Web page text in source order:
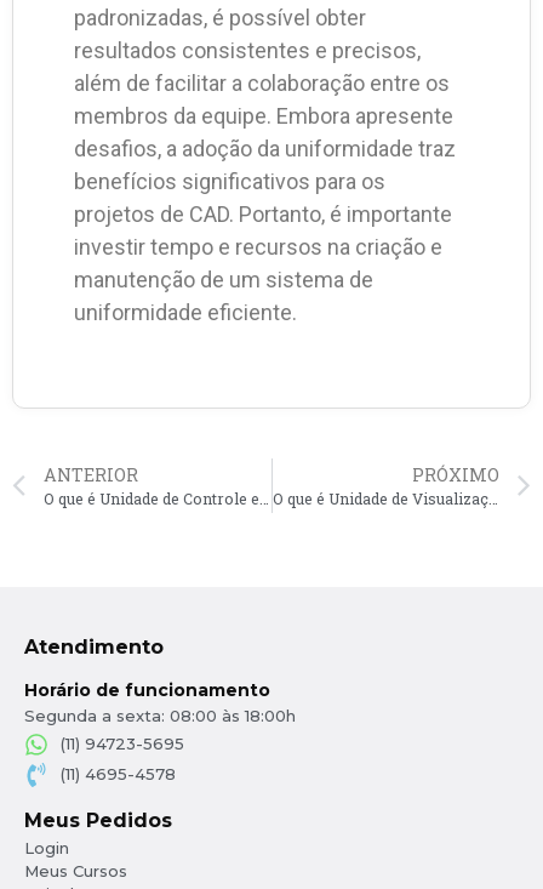
padronizadas, é possível obter
resultados consistentes e precisos,
além de facilitar a colaboração entre os
membros da equipe. Embora apresente
desafios, a adoção da uniformidade traz
benefícios significativos para os
projetos de CAD. Portanto, é importante
investir tempo e recursos na criação e
manutenção de um sistema de
uniformidade eficiente.
ANTERIOR PRÓXIMO
O que é Unidade de Visualização em CAD?
Atendimento
Horário de funcionamento
Segunda a sexta: 08:00 às 18:00h
(11) 94723-5695
(11) 4695-4578
Meus Pedidos
Login
Meus Cursos